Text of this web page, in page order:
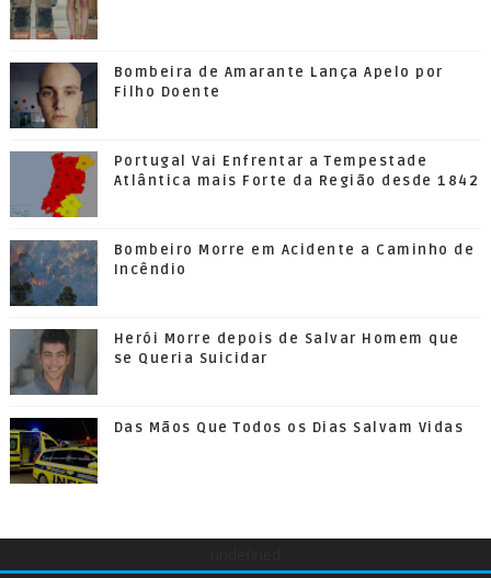
Bombeira de Amarante Lança Apelo por
Filho Doente
Portugal Vai Enfrentar a Tempestade
Atlântica mais Forte da Região desde 1842
Bombeiro Morre em Acidente a Caminho de
Incêndio
Herói Morre depois de Salvar Homem que
se Queria Suicidar
Das Mãos Que Todos os Dias Salvam Vidas